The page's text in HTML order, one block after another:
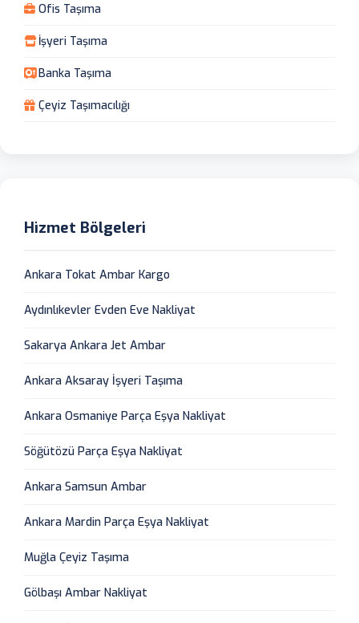
Ofis Taşıma
İşyeri Taşıma
Banka Taşıma
Çeyiz Taşımacılığı
Hizmet Bölgeleri
Ankara Tokat Ambar Kargo
Aydınlıkevler Evden Eve Nakliyat
Sakarya Ankara Jet Ambar
Ankara Aksaray İşyeri Taşıma
Ankara Osmaniye Parça Eşya Nakliyat
Söğütözü Parça Eşya Nakliyat
Ankara Samsun Ambar
Ankara Mardin Parça Eşya Nakliyat
Muğla Çeyiz Taşıma
Gölbaşı Ambar Nakliyat